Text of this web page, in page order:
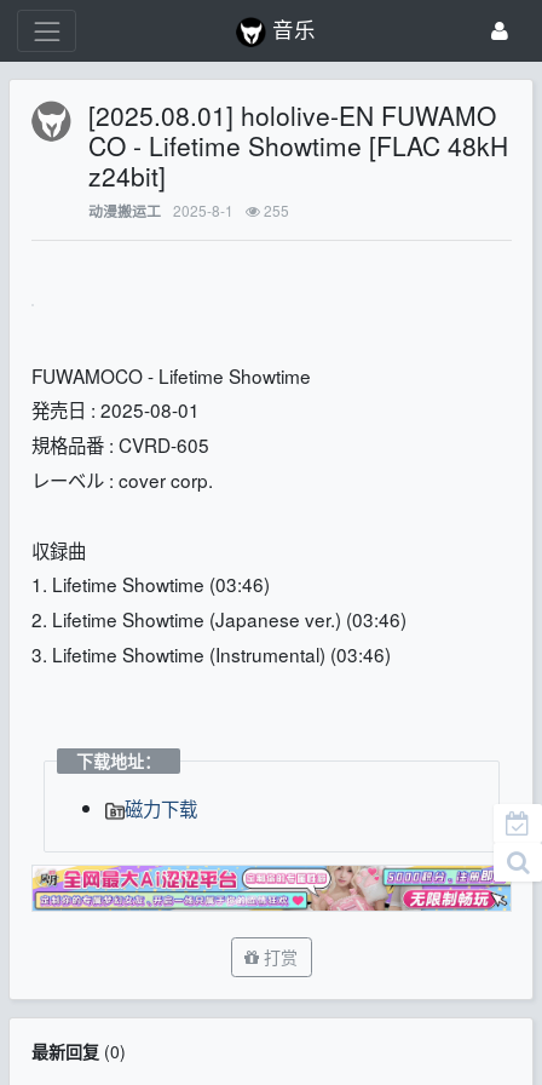
音乐
[2025.08.01] hololive-EN FUWAMO
CO - Lifetime Showtime [FLAC 48kH
z24bit]
动漫搬运工 2025-8-1 255
FUWAMOCO - Lifetime Showtime
発売日 : 2025-08-01
規格品番 : CVRD-605
レーベル : cover corp.
収録曲
1. Lifetime Showtime (03:46)
2. Lifetime Showtime (Japanese ver.) (03:46)
3. Lifetime Showtime (Instrumental) (03:46)
下载地址：
磁力下载
打赏
最新回复(0)